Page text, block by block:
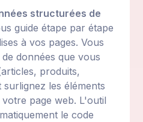
structurées de
guide étape par étape
à vos pages. Vous
données que vous
produits,
les éléments
page web. L'outil
le code